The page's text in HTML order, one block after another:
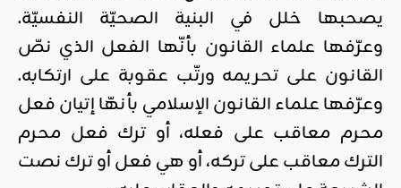
يصحبها خلل في البنية الصحيّة النفسيّة.
وعرّفها علماء القانون بأنّها الفعل الذي نصّ
القانون على تحريمه ورتّب عقوبة على ارتكابه.
وعرّفها علماء القانون الإسلامي بأنهّا إتيان فعل
محرم معاقب على فعله، أو ترك فعل محرم
الترك معاقب على تركه، أو هي فعل أو ترك نصت